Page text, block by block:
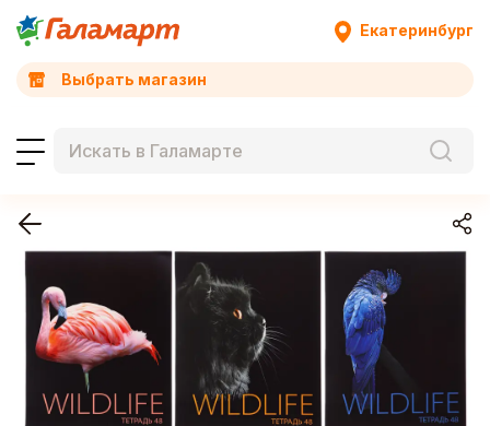
Екатеринбург
Выбрать магазин